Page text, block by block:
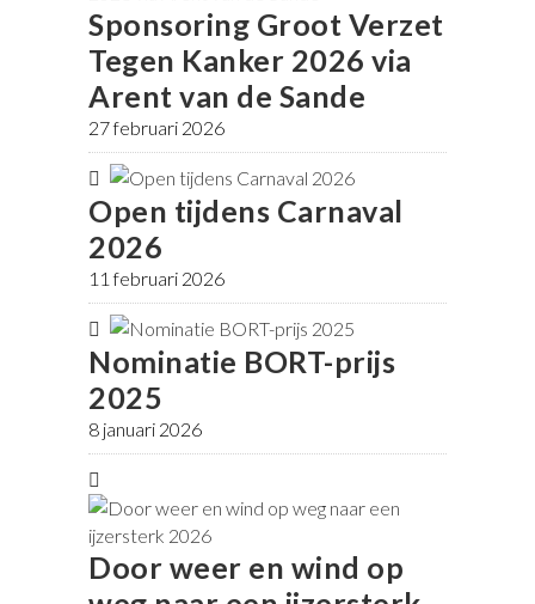
Sponsoring Groot Verzet
Tegen Kanker 2026 via
Arent van de Sande
27 februari 2026
Open tijdens Carnaval
2026
11 februari 2026
Nominatie BORT-prijs
2025
8 januari 2026
Door weer en wind op